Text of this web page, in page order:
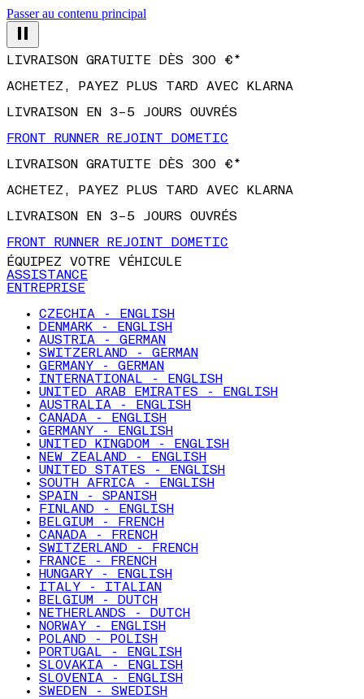
Passer au contenu principal
ACHETEZ, PAYEZ PLUS TARD AVEC KLARNA
LIVRAISON EN 3–5 JOURS OUVRÉS
FRONT RUNNER REJOINT DOMETIC
LIVRAISON GRATUITE DÈS 300 €*
ACHETEZ, PAYEZ PLUS TARD AVEC KLARNA
LIVRAISON EN 3–5 JOURS OUVRÉS
FRONT RUNNER REJOINT DOMETIC
ÉQUIPEZ VOTRE VÉHICULE
ASSISTANCE
ENTREPRISE
CZECHIA - ENGLISH
DENMARK - ENGLISH
AUSTRIA - GERMAN
SWITZERLAND - GERMAN
GERMANY - GERMAN
INTERNATIONAL - ENGLISH
UNITED ARAB EMIRATES - ENGLISH
AUSTRALIA - ENGLISH
CANADA - ENGLISH
GERMANY - ENGLISH
UNITED KINGDOM - ENGLISH
NEW ZEALAND - ENGLISH
UNITED STATES - ENGLISH
SOUTH AFRICA - ENGLISH
SPAIN - SPANISH
FINLAND - ENGLISH
BELGIUM - FRENCH
CANADA - FRENCH
SWITZERLAND - FRENCH
FRANCE - FRENCH
HUNGARY - ENGLISH
ITALY - ITALIAN
BELGIUM - DUTCH
NETHERLANDS - DUTCH
NORWAY - ENGLISH
POLAND - POLISH
PORTUGAL - ENGLISH
SLOVAKIA - ENGLISH
SLOVENIA - ENGLISH
SWEDEN - SWEDISH